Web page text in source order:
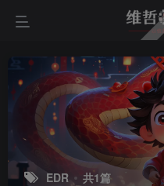
EDR 共1篇